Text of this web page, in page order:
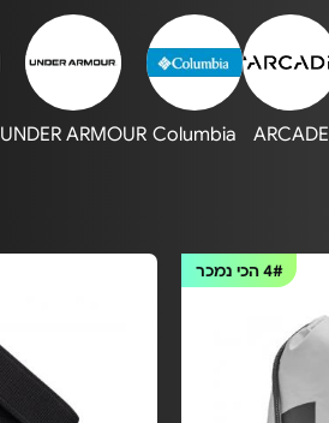
ARCADE
Columbia
UNDER ARMOUR
4#הכי נמכר